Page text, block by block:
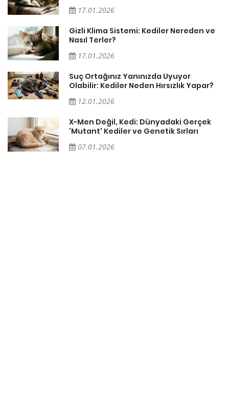
17.01.2026
Gizli Klima Sistemi: Kediler Nereden ve
Nasıl Terler?
17.01.2026
Suç Ortağınız Yanınızda Uyuyor
Olabilir: Kediler Neden Hırsızlık Yapar?
12.01.2026
X-Men Değil, Kedi: Dünyadaki Gerçek
'Mutant' Kediler ve Genetik Sırları
07.01.2026